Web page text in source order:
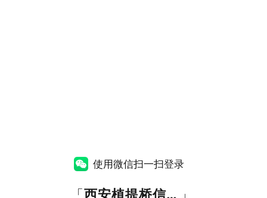
使用微信扫一扫登录
「 西安植提桥信息服务有限公司 」